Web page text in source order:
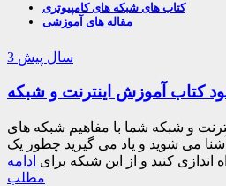
کتاب های شبکه های کامپیوتری
مقاله های آموزشی
3 سال پیش
کتاب آموزش اینترنت و شبکه
و شبکه شما با مفاهیم شبکه های
می شوید و یاد می گیرید چطور یک
اندازی کنید و از این شبکه برای ادامه
مطلب